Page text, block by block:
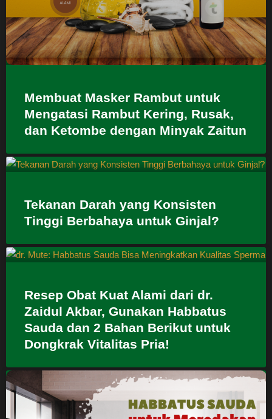
Membuat Masker Rambut untuk
Mengatasi Rambut Kering, Rusak,
dan Ketombe dengan Minyak Zaitun
Tekanan Darah yang Konsisten
Tinggi Berbahaya untuk Ginjal?
Resep Obat Kuat Alami dari dr.
Zaidul Akbar, Gunakan Habbatus
Sauda dan 2 Bahan Berikut untuk
Dongkrak Vitalitas Pria!